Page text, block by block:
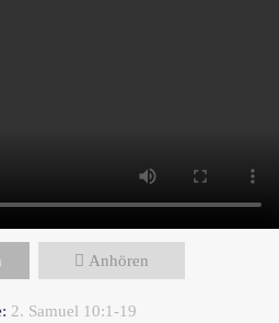
Anhören
2. Samuel 10:1-19